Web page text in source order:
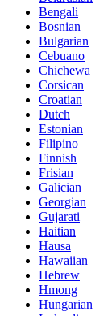
Bengali
Bosnian
Bulgarian
Cebuano
Chichewa
Corsican
Croatian
Dutch
Estonian
Filipino
Finnish
Frisian
Galician
Georgian
Gujarati
Haitian
Hausa
Hawaiian
Hebrew
Hmong
Hungarian